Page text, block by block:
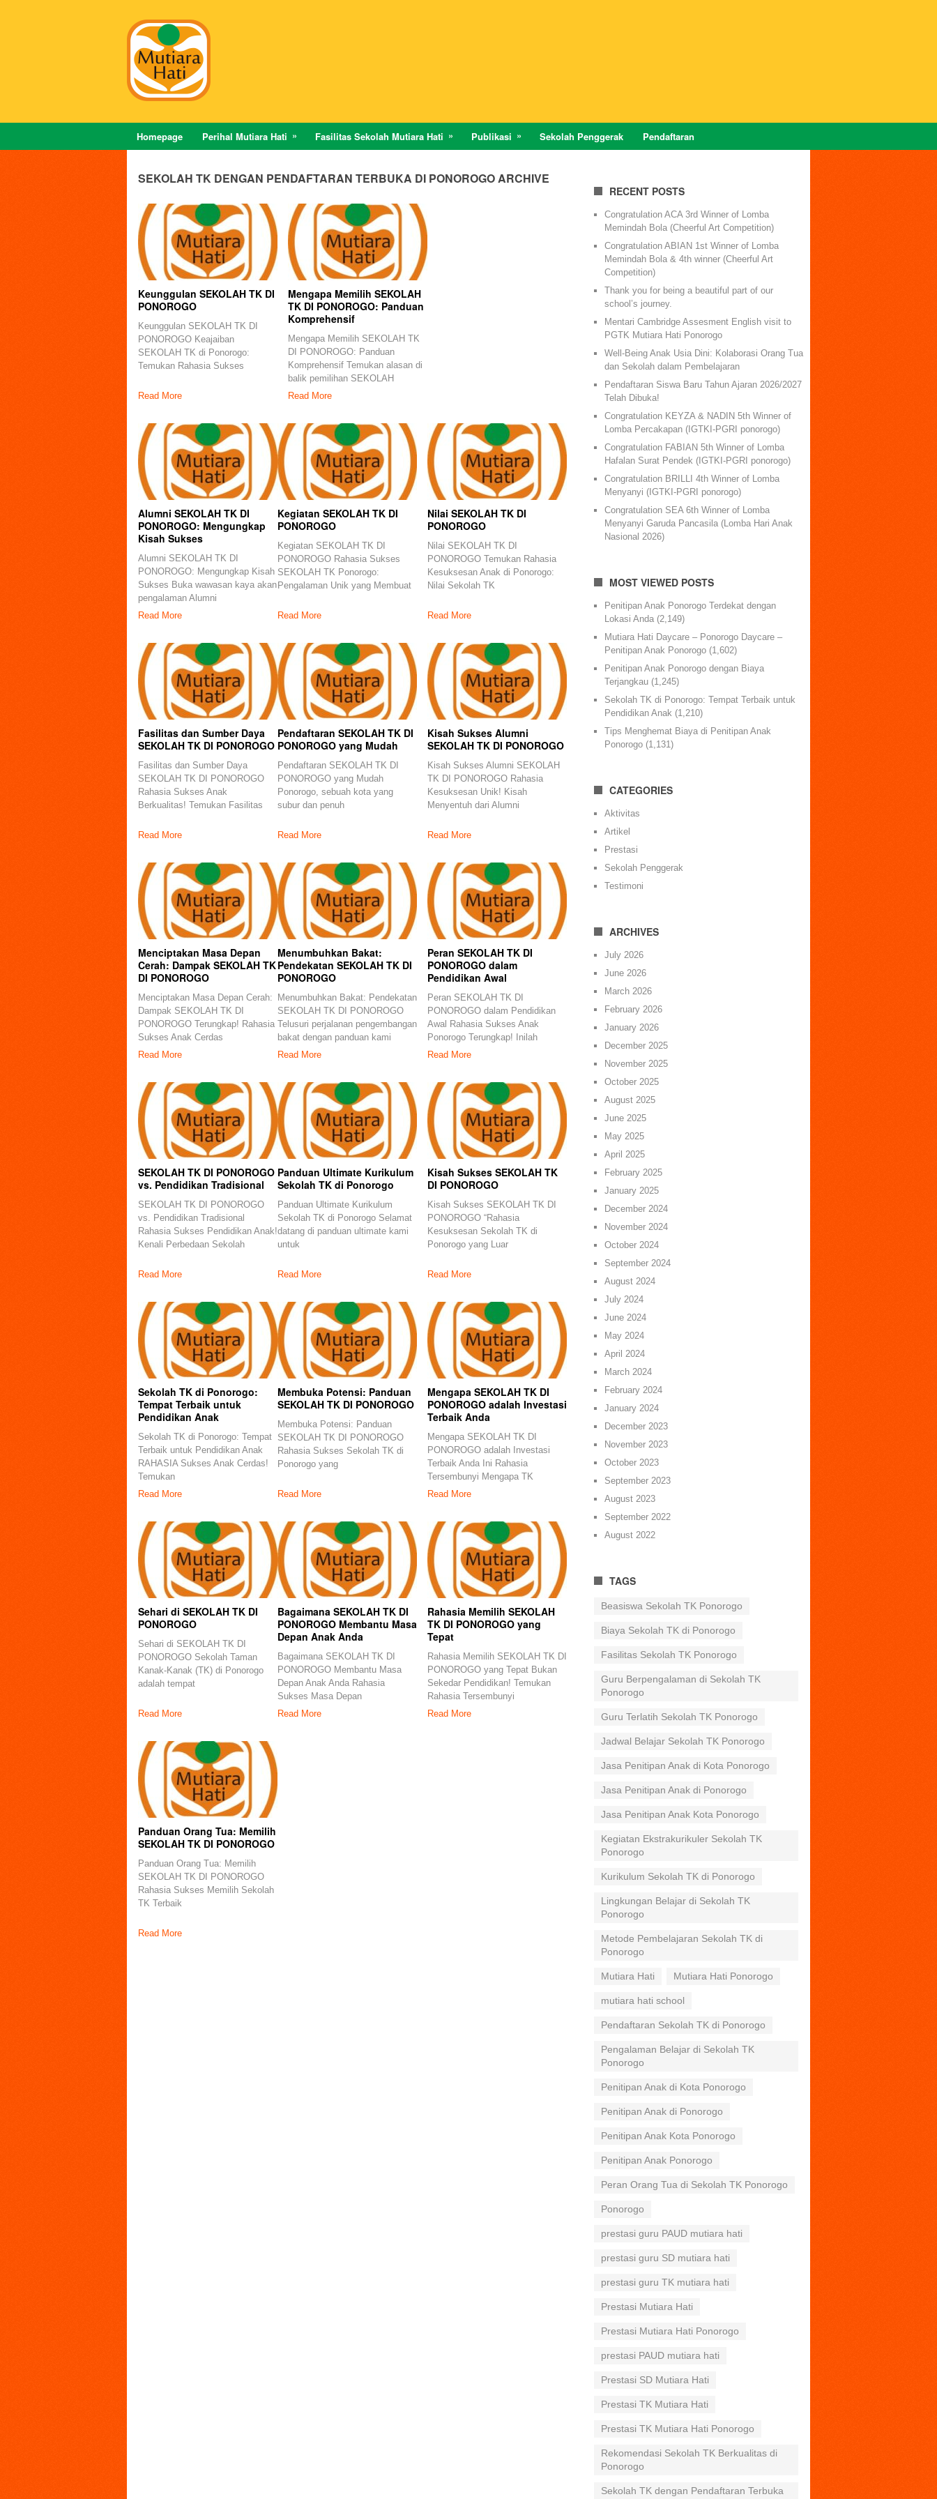
Homepage Perihal Mutiara Hati Fasilitas Sekolah Mutiara Hati Publikasi Sekolah Penggerak Pendaftaran
SEKOLAH TK DENGAN PENDAFTARAN TERBUKA DI PONOROGO ARCHIVE
Keunggulan SEKOLAH TK DI
PONOROGO
Keunggulan SEKOLAH TK DI
PONOROGO Keajaiban
SEKOLAH TK di Ponorogo:
Temukan Rahasia Sukses
Read More
Mengapa Memilih SEKOLAH
TK DI PONOROGO: Panduan
Komprehensif
Mengapa Memilih SEKOLAH TK
DI PONOROGO: Panduan
Komprehensif Temukan alasan di
balik pemilihan SEKOLAH
Read More
Alumni SEKOLAH TK DI
PONOROGO: Mengungkap
Kisah Sukses
Alumni SEKOLAH TK DI
PONOROGO: Mengungkap Kisah
Sukses Buka wawasan kaya akan
pengalaman Alumni
Read More
Kegiatan SEKOLAH TK DI
PONOROGO
Kegiatan SEKOLAH TK DI
PONOROGO Rahasia Sukses
SEKOLAH TK Ponorogo:
Pengalaman Unik yang Membuat
Read More
Nilai SEKOLAH TK DI
PONOROGO
Nilai SEKOLAH TK DI
PONOROGO Temukan Rahasia
Kesuksesan Anak di Ponorogo:
Nilai Sekolah TK
Read More
Fasilitas dan Sumber Daya
SEKOLAH TK DI PONOROGO
Fasilitas dan Sumber Daya
SEKOLAH TK DI PONOROGO
Rahasia Sukses Anak
Berkualitas! Temukan Fasilitas
Read More
Pendaftaran SEKOLAH TK DI
PONOROGO yang Mudah
Pendaftaran SEKOLAH TK DI
PONOROGO yang Mudah
Ponorogo, sebuah kota yang
subur dan penuh
Read More
Kisah Sukses Alumni
SEKOLAH TK DI PONOROGO
Kisah Sukses Alumni SEKOLAH
TK DI PONOROGO Rahasia
Kesuksesan Unik! Kisah
Menyentuh dari Alumni
Read More
Menciptakan Masa Depan
Cerah: Dampak SEKOLAH TK
DI PONOROGO
Menciptakan Masa Depan Cerah:
Dampak SEKOLAH TK DI
PONOROGO Terungkap! Rahasia
Sukses Anak Cerdas
Read More
Menumbuhkan Bakat:
Pendekatan SEKOLAH TK DI
PONOROGO
Menumbuhkan Bakat: Pendekatan
SEKOLAH TK DI PONOROGO
Telusuri perjalanan pengembangan
bakat dengan panduan kami
Read More
Peran SEKOLAH TK DI
PONOROGO dalam
Pendidikan Awal
Peran SEKOLAH TK DI
PONOROGO dalam Pendidikan
Awal Rahasia Sukses Anak
Ponorogo Terungkap! Inilah
Read More
SEKOLAH TK DI PONOROGO
vs. Pendidikan Tradisional
SEKOLAH TK DI PONOROGO
vs. Pendidikan Tradisional
Rahasia Sukses Pendidikan Anak!
Kenali Perbedaan Sekolah
Read More
Panduan Ultimate Kurikulum
Sekolah TK di Ponorogo
Panduan Ultimate Kurikulum
Sekolah TK di Ponorogo Selamat
datang di panduan ultimate kami
untuk
Read More
Kisah Sukses SEKOLAH TK
DI PONOROGO
Kisah Sukses SEKOLAH TK DI
PONOROGO “Rahasia
Kesuksesan Sekolah TK di
Ponorogo yang Luar
Read More
Sekolah TK di Ponorogo:
Tempat Terbaik untuk
Pendidikan Anak
Sekolah TK di Ponorogo: Tempat
Terbaik untuk Pendidikan Anak
RAHASIA Sukses Anak Cerdas!
Temukan
Read More
Membuka Potensi: Panduan
SEKOLAH TK DI PONOROGO
Membuka Potensi: Panduan
SEKOLAH TK DI PONOROGO
Rahasia Sukses Sekolah TK di
Ponorogo yang
Read More
Mengapa SEKOLAH TK DI
PONOROGO adalah Investasi
Terbaik Anda
Mengapa SEKOLAH TK DI
PONOROGO adalah Investasi
Terbaik Anda Ini Rahasia
Tersembunyi Mengapa TK
Read More
Sehari di SEKOLAH TK DI
PONOROGO
Sehari di SEKOLAH TK DI
PONOROGO Sekolah Taman
Kanak-Kanak (TK) di Ponorogo
adalah tempat
Read More
Bagaimana SEKOLAH TK DI
PONOROGO Membantu Masa
Depan Anak Anda
Bagaimana SEKOLAH TK DI
PONOROGO Membantu Masa
Depan Anak Anda Rahasia
Sukses Masa Depan
Read More
Rahasia Memilih SEKOLAH
TK DI PONOROGO yang
Tepat
Rahasia Memilih SEKOLAH TK DI
PONOROGO yang Tepat Bukan
Sekedar Pendidikan! Temukan
Rahasia Tersembunyi
Read More
Panduan Orang Tua: Memilih
SEKOLAH TK DI PONOROGO
Panduan Orang Tua: Memilih
SEKOLAH TK DI PONOROGO
Rahasia Sukses Memilih Sekolah
TK Terbaik
Read More
RECENT POSTS
Congratulation ACA 3rd Winner of Lomba
Memindah Bola (Cheerful Art Competition)
Congratulation ABIAN 1st Winner of Lomba
Memindah Bola & 4th winner (Cheerful Art
Competition)
Thank you for being a beautiful part of our
school’s journey.
Mentari Cambridge Assesment English visit to
PGTK Mutiara Hati Ponorogo
Well-Being Anak Usia Dini: Kolaborasi Orang Tua
dan Sekolah dalam Pembelajaran
Pendaftaran Siswa Baru Tahun Ajaran 2026/2027
Telah Dibuka!
Congratulation KEYZA & NADIN 5th Winner of
Lomba Percakapan (IGTKI-PGRI ponorogo)
Congratulation FABIAN 5th Winner of Lomba
Hafalan Surat Pendek (IGTKI-PGRI ponorogo)
Congratulation BRILLI 4th Winner of Lomba
Menyanyi (IGTKI-PGRI ponorogo)
Congratulation SEA 6th Winner of Lomba
Menyanyi Garuda Pancasila (Lomba Hari Anak
Nasional 2026)
MOST VIEWED POSTS
Penitipan Anak Ponorogo Terdekat dengan
Lokasi Anda (2,149)
Mutiara Hati Daycare – Ponorogo Daycare –
Penitipan Anak Ponorogo (1,602)
Penitipan Anak Ponorogo dengan Biaya
Terjangkau (1,245)
Sekolah TK di Ponorogo: Tempat Terbaik untuk
Pendidikan Anak (1,210)
Tips Menghemat Biaya di Penitipan Anak
Ponorogo (1,131)
CATEGORIES
Aktivitas
Artikel
Prestasi
Sekolah Penggerak
Testimoni
ARCHIVES
July 2026
June 2026
March 2026
February 2026
January 2026
December 2025
November 2025
October 2025
August 2025
June 2025
May 2025
April 2025
February 2025
January 2025
December 2024
November 2024
October 2024
September 2024
August 2024
July 2024
June 2024
May 2024
April 2024
March 2024
February 2024
January 2024
December 2023
November 2023
October 2023
September 2023
August 2023
September 2022
August 2022
TAGS
Beasiswa Sekolah TK Ponorogo
Biaya Sekolah TK di Ponorogo
Fasilitas Sekolah TK Ponorogo
Guru Berpengalaman di Sekolah TK
Ponorogo
Guru Terlatih Sekolah TK Ponorogo
Jadwal Belajar Sekolah TK Ponorogo
Jasa Penitipan Anak di Kota Ponorogo
Jasa Penitipan Anak di Ponorogo
Jasa Penitipan Anak Kota Ponorogo
Kegiatan Ekstrakurikuler Sekolah TK
Ponorogo
Kurikulum Sekolah TK di Ponorogo
Lingkungan Belajar di Sekolah TK
Ponorogo
Metode Pembelajaran Sekolah TK di
Ponorogo
Mutiara Hati Mutiara Hati Ponorogo
mutiara hati school
Pendaftaran Sekolah TK di Ponorogo
Pengalaman Belajar di Sekolah TK
Ponorogo
Penitipan Anak di Kota Ponorogo
Penitipan Anak di Ponorogo
Penitipan Anak Kota Ponorogo
Penitipan Anak Ponorogo
Peran Orang Tua di Sekolah TK Ponorogo
Ponorogo
prestasi guru PAUD mutiara hati
prestasi guru SD mutiara hati
prestasi guru TK mutiara hati
Prestasi Mutiara Hati
Prestasi Mutiara Hati Ponorogo
prestasi PAUD mutiara hati
Prestasi SD Mutiara Hati
Prestasi TK Mutiara Hati
Prestasi TK Mutiara Hati Ponorogo
Rekomendasi Sekolah TK Berkualitas di
Ponorogo
Sekolah TK dengan Pendaftaran Terbuka